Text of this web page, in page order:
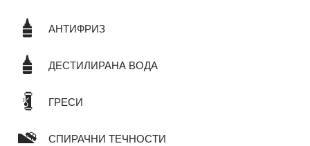
АНТИФРИЗ
ДЕСТИЛИРАНА ВОДА
ГРЕСИ
СПИРАЧНИ ТЕЧНОСТИ